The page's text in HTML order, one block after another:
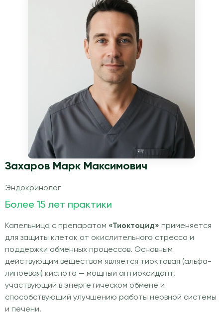
Захаров Марк Максимович
Эндокринолог
Более 15 лет практики
Капельница с препаратом «Тиоктоцид» применяется
для защиты клеток от окислительного стресса и
поддержки обменных процессов. Основным
действующим веществом является тиоктовая (альфа-
липоевая) кислота — мощный антиоксидант,
участвующий в энергетическом обмене и
способствующий улучшению работы нервной системы
и печени.